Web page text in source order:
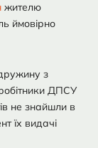
жителю
ймовірно
з
ДПСУ
не знайшли в
їх видачі